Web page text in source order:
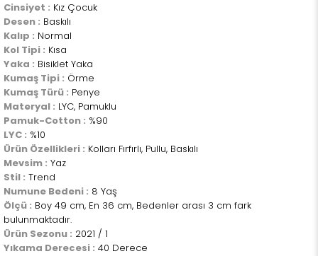
Cinsiyet : Kız Çocuk
Desen : Baskılı
Kalıp : Normal
Kol Tipi : Kısa
Yaka : Bisiklet Yaka
Kumaş Tipi : Örme
Kumaş Türü : Penye
Materyal : LYC, Pamuklu
Pamuk-Cotton : %90
LYC : %10
Ürün Özellikleri : Kolları Fırfırlı, Pullu, Baskılı
Mevsim : Yaz
Stil : Trend
Numune Bedeni : 8 Yaş
Ölçü : Boy 49 cm, En 36 cm, Bedenler arası 3 cm fark
bulunmaktadır.
Ürün Sezonu : 2021 / 1
Yıkama Derecesi : 40 Derece